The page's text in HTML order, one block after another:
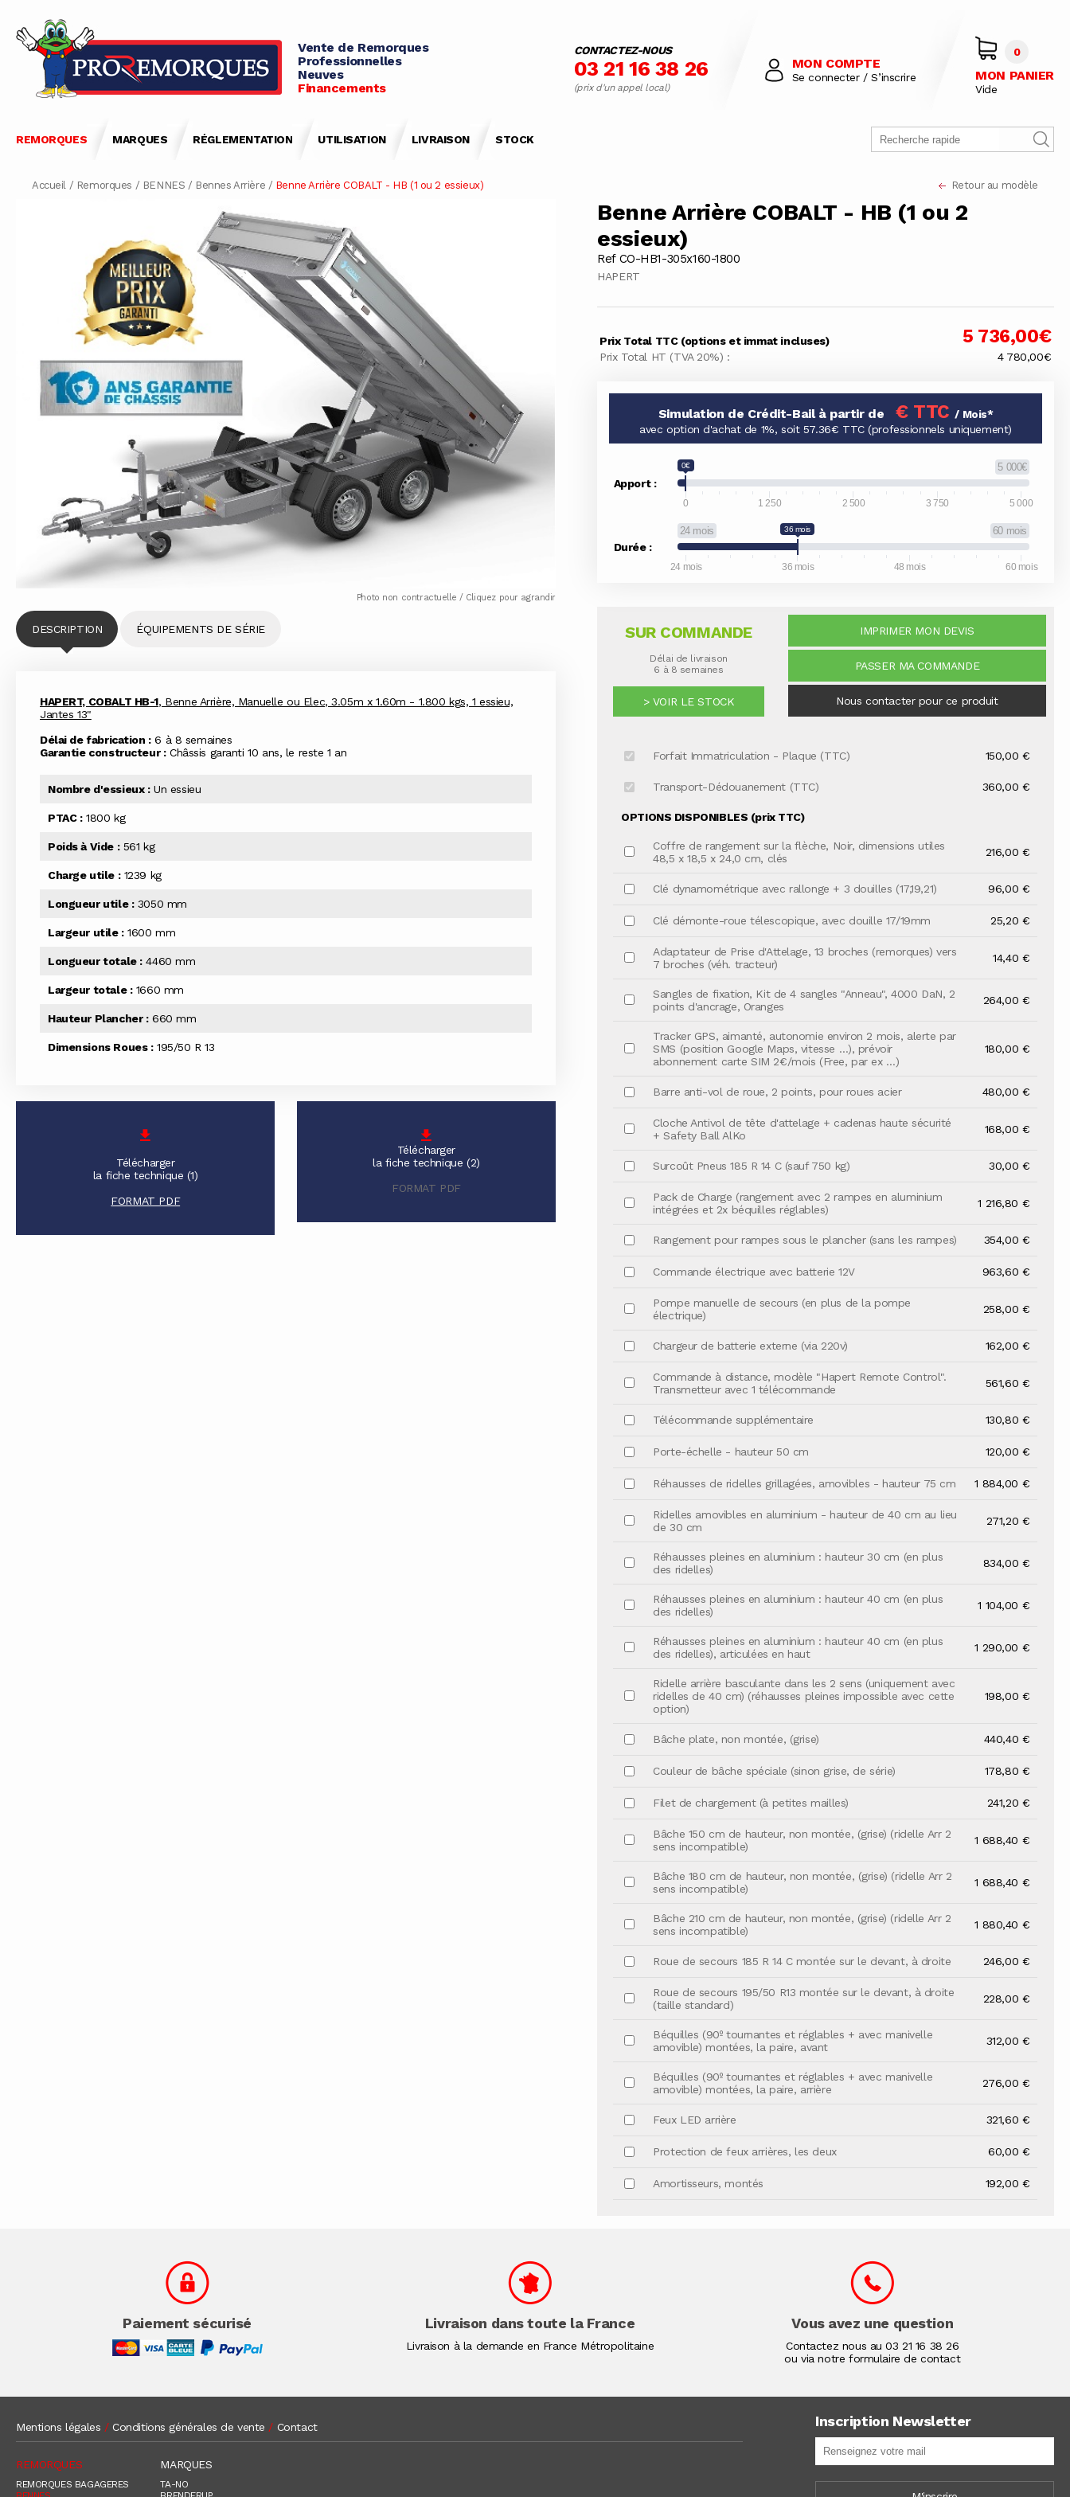
Vente de Remorques
Professionnelles
Neuves
Financements
CONTACTEZ-NOUS
03 21 16 38 26
(prix d'un appel local)
MON COMPTE
Se connecter / S’inscrire
0
MON PANIER
Vide
REMORQUES MARQUES RÉGLEMENTATION UTILISATION LIVRAISON STOCK
Accueil / Remorques / BENNES / Bennes Arrière / Benne Arrière COBALT - HB (1 ou 2 essieux) Retour au modèle
Benne Arrière COBALT - HB (1 ou 2
essieux)
Ref CO-HB1-305x160-1800
HAPERT
Prix Total TTC (options et immat incluses) 5 736,00€
Prix Total HT (TVA 20%) : 4 780,00€
Apport :
5 000€
0€
0 1 250 2 500 3 750 5 000
Durée :
24 mois 60 mois
36 mois
24 mois 36 mois 48 mois 60 mois
Simulation de Crédit-Bail à partir de € TTC/ Mois*
avec option d'achat de 1%, soit 57.36€ TTC (professionnels uniquement)
SUR COMMANDE
Délai de livraison
6 à 8 semaines
> VOIR LE STOCK
IMPRIMER MON DEVIS
PASSER MA COMMANDE
Nous contacter pour ce produit
Forfait Immatriculation - Plaque (TTC) 150,00 €
Transport-Dédouanement (TTC) 360,00 €
OPTIONS DISPONIBLES (prix TTC)
Coffre de rangement sur la flèche, Noir, dimensions utiles
48,5 x 18,5 x 24,0 cm, clés
216,00 €
Clé dynamométrique avec rallonge + 3 douilles (17,19,21) 96,00 €
Clé démonte-roue télescopique, avec douille 17/19mm 25,20 €
Adaptateur de Prise d'Attelage, 13 broches (remorques) vers
7 broches (véh. tracteur)
14,40 €
Sangles de fixation, Kit de 4 sangles "Anneau", 4000 DaN, 2
points d'ancrage, Oranges
264,00 €
Tracker GPS, aimanté, autonomie environ 2 mois, alerte par
SMS (position Google Maps, vitesse …), prévoir
abonnement carte SIM 2€/mois (Free, par ex …)
180,00 €
Barre anti-vol de roue, 2 points, pour roues acier 480,00 €
Cloche Antivol de tête d'attelage + cadenas haute sécurité
+ Safety Ball AlKo
168,00 €
Surcoût Pneus 185 R 14 C (sauf 750 kg) 30,00 €
Pack de Charge (rangement avec 2 rampes en aluminium
intégrées et 2x béquilles réglables)
1 216,80 €
Rangement pour rampes sous le plancher (sans les rampes) 354,00 €
Commande électrique avec batterie 12V 963,60 €
Pompe manuelle de secours (en plus de la pompe
électrique)
258,00 €
Chargeur de batterie externe (via 220v) 162,00 €
Commande à distance, modèle "Hapert Remote Control".
Transmetteur avec 1 télécommande
561,60 €
Télécommande supplémentaire 130,80 €
Porte-échelle - hauteur 50 cm 120,00 €
Réhausses de ridelles grillagées, amovibles - hauteur 75 cm 1 884,00 €
Ridelles amovibles en aluminium - hauteur de 40 cm au lieu
de 30 cm
271,20 €
Réhausses pleines en aluminium : hauteur 30 cm (en plus
des ridelles)
834,00 €
Réhausses pleines en aluminium : hauteur 40 cm (en plus
des ridelles)
1 104,00 €
Réhausses pleines en aluminium : hauteur 40 cm (en plus
des ridelles), articulées en haut
1 290,00 €
Ridelle arrière basculante dans les 2 sens (uniquement avec
ridelles de 40 cm) (réhausses pleines impossible avec cette
option)
198,00 €
Bâche plate, non montée, (grise) 440,40 €
Couleur de bâche spéciale (sinon grise, de série) 178,80 €
Filet de chargement (à petites mailles) 241,20 €
Bâche 150 cm de hauteur, non montée, (grise) (ridelle Arr 2
sens incompatible)
1 688,40 €
Bâche 180 cm de hauteur, non montée, (grise) (ridelle Arr 2
sens incompatible)
1 688,40 €
Bâche 210 cm de hauteur, non montée, (grise) (ridelle Arr 2
sens incompatible)
1 880,40 €
Roue de secours 185 R 14 C montée sur le devant, à droite 246,00 €
Roue de secours 195/50 R13 montée sur le devant, à droite
(taille standard)
228,00 €
Béquilles (90º tournantes et réglables + avec manivelle
amovible) montées, la paire, avant
312,00 €
Béquilles (90º tournantes et réglables + avec manivelle
amovible) montées, la paire, arrière
276,00 €
Feux LED arrière 321,60 €
Protection de feux arrières, les deux 60,00 €
Amortisseurs, montés 192,00 €
Photo non contractuelle / Cliquez pour agrandir
DESCRIPTION ÉQUIPEMENTS DE SÉRIE
HAPERT, COBALT HB-1, Benne Arrière, Manuelle ou Elec, 3.05m x 1.60m - 1.800 kgs, 1 essieu,
Jantes 13"
Délai de fabrication :6 à 8 semaines
Garantie constructeur :Châssis garanti 10 ans, le reste 1 an
Nombre d'essieux :Un essieu
PTAC :1800 kg
Poids à Vide :561 kg
Charge utile :1239 kg
Longueur utile :3050 mm
Largeur utile :1600 mm
Longueur totale :4460 mm
Largeur totale :1660 mm
Hauteur Plancher :660 mm
Dimensions Roues :195/50 R 13
Télécharger
la fiche technique (1)
FORMAT PDF
Télécharger
la fiche technique (2)
FORMAT PDF
Paiement sécurisé Livraison dans toute la France
Livraison à la demande en France Métropolitaine
Vous avez une question
Contactez nous au03 21 16 38 26
ou via notre formulaire de contact
Mentions légales / Conditions générales de vente / Contact
REMORQUES
REMORQUES BAGAGERES
MARQUES
TA-NO
Inscription Newsletter